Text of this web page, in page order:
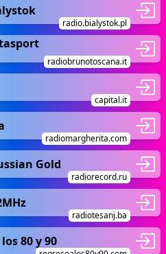
radio.bialystok.pl
radiobrunotoscana.it
capital.it
radiomargherita.com
Gold
radiorecord.ru
radiotesanj.ba
80 y 90